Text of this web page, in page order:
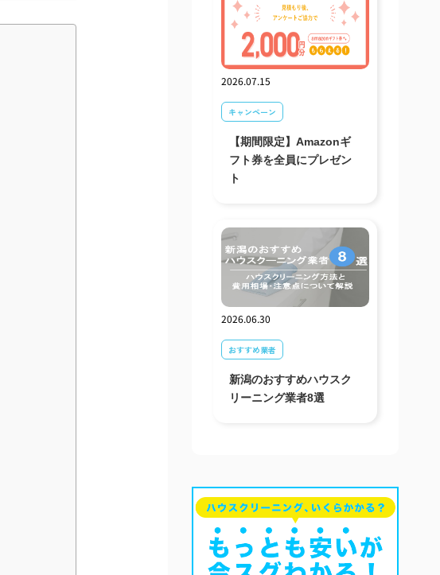
2026.07.15
キャンペーン
【期間限定】Amazonギ
フト券を全員にプレゼン
ト
2026.06.30
おすすめ業者
新潟のおすすめハウスク
リーニング業者8選